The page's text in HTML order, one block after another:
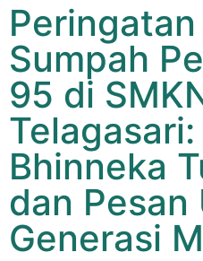
Sumpah
95 di
Bhinneka
dan Pesan
Generasi